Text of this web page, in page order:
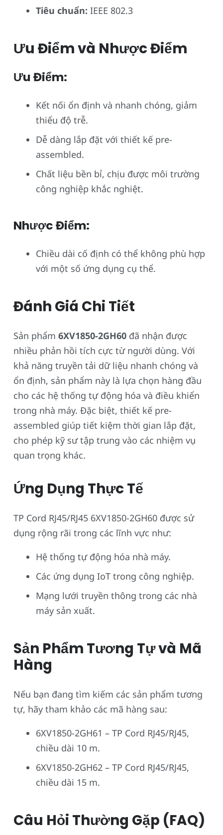
Tiêu chuẩn: IEEE 802.3
Ưu Điểm và Nhược Điểm
Ưu Điểm:
Kết nối ổn định và nhanh chóng, giảm
thiểu độ trễ.
Dễ dàng lắp đặt với thiết kế pre-
assembled.
Chất liệu bền bỉ, chịu được môi trường
công nghiệp khắc nghiệt.
Nhược Điểm:
Chiều dài cố định có thể không phù hợp
với một số ứng dụng cụ thể.
Đánh Giá Chi Tiết
Sản phẩm 6XV1850-2GH60 đã nhận được
nhiều phản hồi tích cực từ người dùng. Với
khả năng truyền tải dữ liệu nhanh chóng và
ổn định, sản phẩm này là lựa chọn hàng đầu
cho các hệ thống tự động hóa và điều khiển
trong nhà máy. Đặc biệt, thiết kế pre-
assembled giúp tiết kiệm thời gian lắp đặt,
cho phép kỹ sư tập trung vào các nhiệm vụ
quan trọng khác.
Ứng Dụng Thực Tế
TP Cord RJ45/RJ45 6XV1850-2GH60 được sử
dụng rộng rãi trong các lĩnh vực như:
Hệ thống tự động hóa nhà máy.
Các ứng dụng IoT trong công nghiệp.
Mạng lưới truyền thông trong các nhà
máy sản xuất.
Sản Phẩm Tương Tự và Mã
Hàng
Nếu bạn đang tìm kiếm các sản phẩm tương
tự, hãy tham khảo các mã hàng sau:
6XV1850-2GH61 – TP Cord RJ45/RJ45,
chiều dài 10 m.
6XV1850-2GH62 – TP Cord RJ45/RJ45,
chiều dài 15 m.
Câu Hỏi Thường Gặp (FAQ)